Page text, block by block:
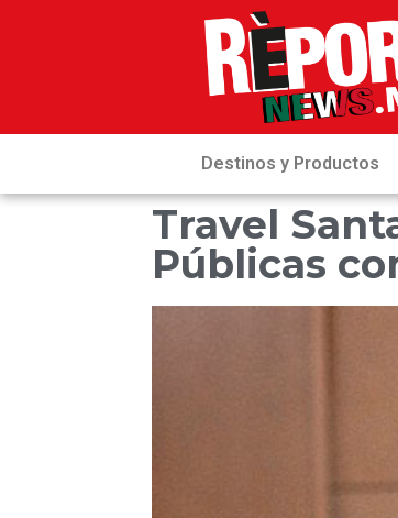
Destinos y Productos
Travel
Públicas